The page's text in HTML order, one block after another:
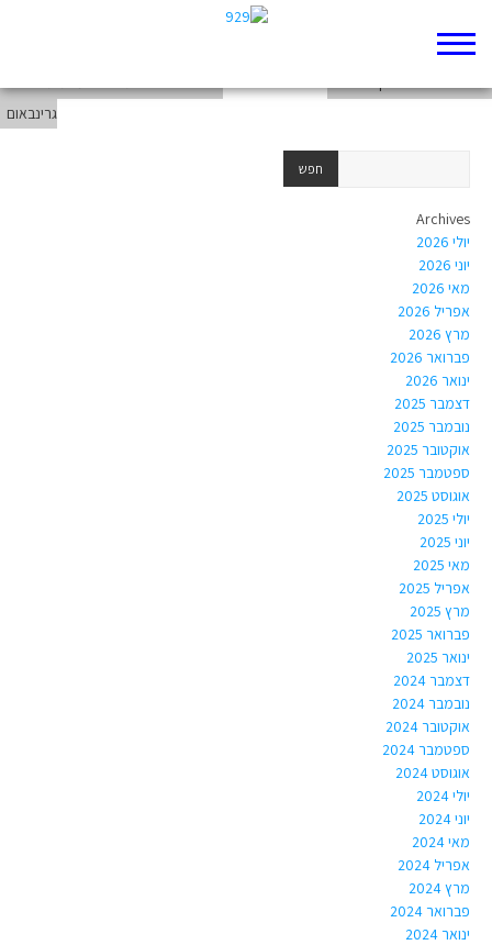
גרינבאום
Archives
יולי 2026
יוני 2026
מאי 2026
אפריל 2026
מרץ 2026
פברואר 2026
ינואר 2026
דצמבר 2025
נובמבר 2025
אוקטובר 2025
ספטמבר 2025
אוגוסט 2025
יולי 2025
יוני 2025
מאי 2025
אפריל 2025
מרץ 2025
פברואר 2025
ינואר 2025
דצמבר 2024
נובמבר 2024
אוקטובר 2024
ספטמבר 2024
אוגוסט 2024
יולי 2024
יוני 2024
מאי 2024
אפריל 2024
מרץ 2024
פברואר 2024
ינואר 2024